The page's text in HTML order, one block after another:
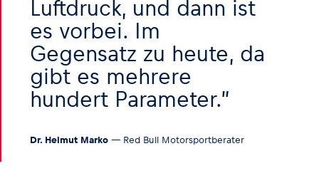
Luftdruck, und dann ist
es vorbei. Im
Gegensatz zu heute, da
gibt es mehrere
hundert Parameter.
Dr. Helmut Marko — Red Bull Motorsportberater